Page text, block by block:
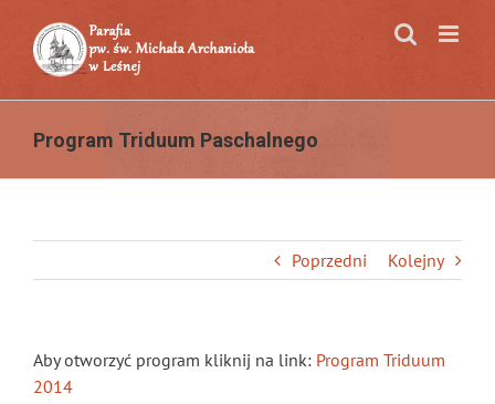
zawartości
Program Triduum Paschalnego
Poprzedni Kolejny
Aby otworzyć program kliknij na link: Program Triduum
2014